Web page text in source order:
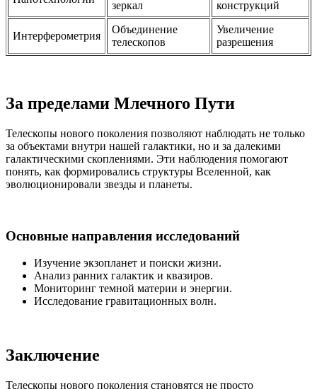
зеркал
конструкций
Интерферометрия
Объединение
телескопов
Увеличение
разрешения
За пределами Млечного Пути
Телескопы нового поколения позволяют наблюдать не только
за объектами внутри нашей галактики, но и за далекими
галактическими скоплениями. Эти наблюдения помогают
понять, как формировались структуры Вселенной, как
эволюционировали звезды и планеты.
Основные направления исследований
Изучение экзопланет и поиски жизни.
Анализ ранних галактик и квазиров.
Мониторинг темной материи и энергии.
Исследование гравитационных волн.
Заключение
Телескопы нового поколения становятся не просто